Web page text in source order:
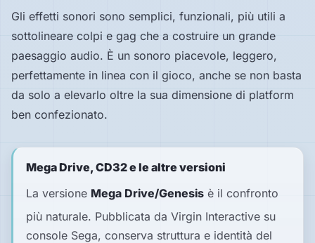
Gli effetti sonori sono semplici, funzionali, più utili a
sottolineare colpi e gag che a costruire un grande
paesaggio audio. È un sonoro piacevole, leggero,
perfettamente in linea con il gioco, anche se non basta
da solo a elevarlo oltre la sua dimensione di platform
ben confezionato.
Mega Drive, CD32 e le altre versioni
La versione Mega Drive/Genesis è il confronto
più naturale. Pubblicata da Virgin Interactive su
console Sega, conserva struttura e identità del